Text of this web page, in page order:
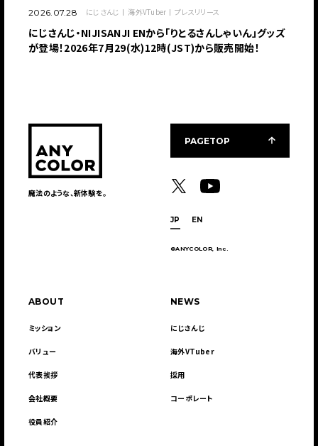
2026.07.28 にじさんじ 海外VTuber プレスリリース
にじさんじ・NIJISANJI ENから「りとるさんしゃいん」グッズ
が登場！2026年7月29(水)12時(JST)から販売開始！
魔法のような、新体験を。
JP EN
©ANYCOLOR, Inc.
ABOUT
ミッション
バリュー
代表挨拶
会社概要
役員紹介
NEWS
にじさんじ
海外VTuber
採用
コーポレート
PAGETOP